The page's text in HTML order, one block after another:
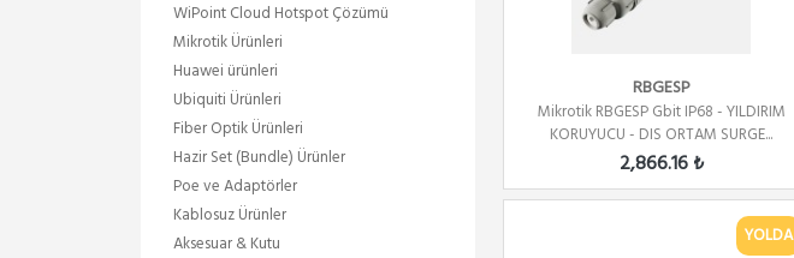
WiPoint Cloud Hotspot Çözümü
Mikrotik Ürünleri
Huawei ürünleri
Ubiquiti Ürünleri
Fiber Optik Ürünleri
Hazir Set (Bundle) Ürünler
Poe ve Adaptörler
Kablosuz Ürünler
Aksesuar & Kutu
RBGESP
Mikrotik RBGESP Gbit IP68 - YILDIRIM
KORUYUCU - DIS ORTAM SURGE...
2,866.16 ₺
YOLDA